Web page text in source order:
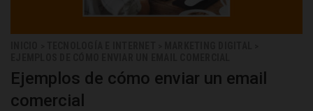
Ejemplos de cómo enviar un email
comercial